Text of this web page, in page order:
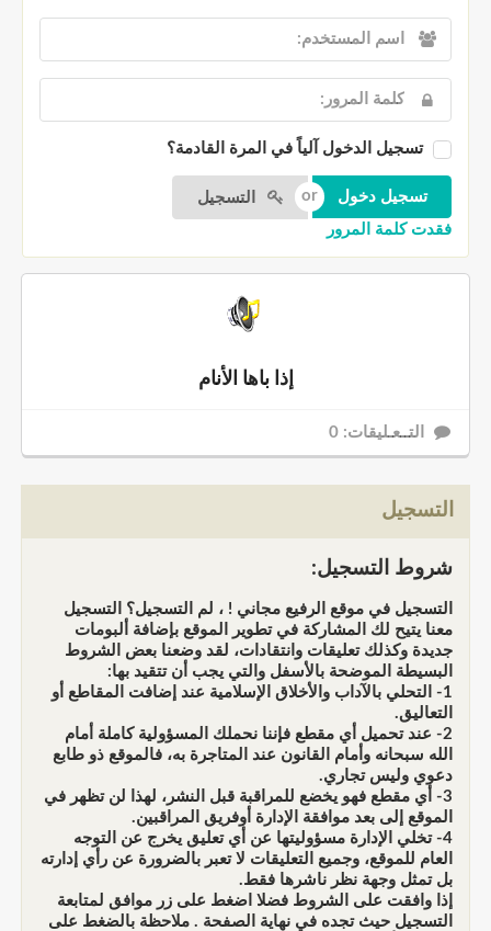
تسجيل الدخول آلياً في المرة القادمة؟
التسجيل
فقدت كلمة المرور
إذا باها الأنام
التــعـليقات: 0
التسجيل
شروط التسجيل:
التسجيل في موقع الرفيع مجاني ! ، لم التسجيل؟ التسجيل
معنا يتيح لك المشاركة في تطوير الموقع بإضافة ألبومات
جديدة وكذلك تعليقات وانتقادات، لقد وضعنا بعض الشروط
البسيطة الموضحة بالأسفل والتي يجب أن تتقيد بها:
1- التحلي بالآداب والأخلاق الإسلامية عند إضافت المقاطع أو
التعاليق.
2- عند تحميل أي مقطع فإننا نحملك المسؤولية كاملة أمام
الله سبحانه وأمام القانون عند المتاجرة به، فالموقع ذو طابع
دعوي وليس تجاري.
3- أي مقطع فهو يخضع للمراقبة قبل النشر، لهذا لن تظهر في
الموقع إلى بعد موافقة الإدارة أوفريق المراقبين.
4- تخلي الإدارة مسؤوليتها عن أي تعليق يخرج عن التوجه
العام للموقع، وجميع التعليقات لا تعبر بالضرورة عن رأي إدارته
بل تمثل وجهة نظر ناشرها فقط.
إذا وافقت على الشروط فضلا اضغط على زر موافق لمتابعة
التسجيل حيث تجده في نهاية الصفحة . ملاحظة بالضغط على